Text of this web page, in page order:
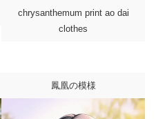
chrysanthemum print ao dai
clothes
鳳凰の模様